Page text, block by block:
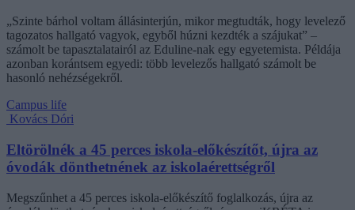
„Szinte bárhol voltam állásinterjún, mikor megtudták, hogy levelező
tagozatos hallgató vagyok, egyből húzni kezdték a szájukat” –
számolt be tapasztalatairól az Eduline-nak egy egyetemista. Példája
azonban korántsem egyedi: több levelezős hallgató számolt be
hasonló nehézségekről.
Campus life
Kovács Dóri
Eltörölnék a 45 perces iskola-előkészítőt, újra az
óvodák dönthetnének az iskolaérettségről
Megszűnhet a 45 perces iskola-előkészítő foglalkozás, újra az